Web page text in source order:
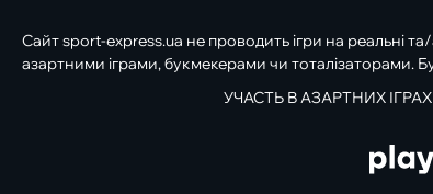
Сайт sport-express.ua не проводить ігри на реальні
азартними іграми, букмекерами чи тоталізаторами.
УЧАСТЬ В АЗАРТНИХ